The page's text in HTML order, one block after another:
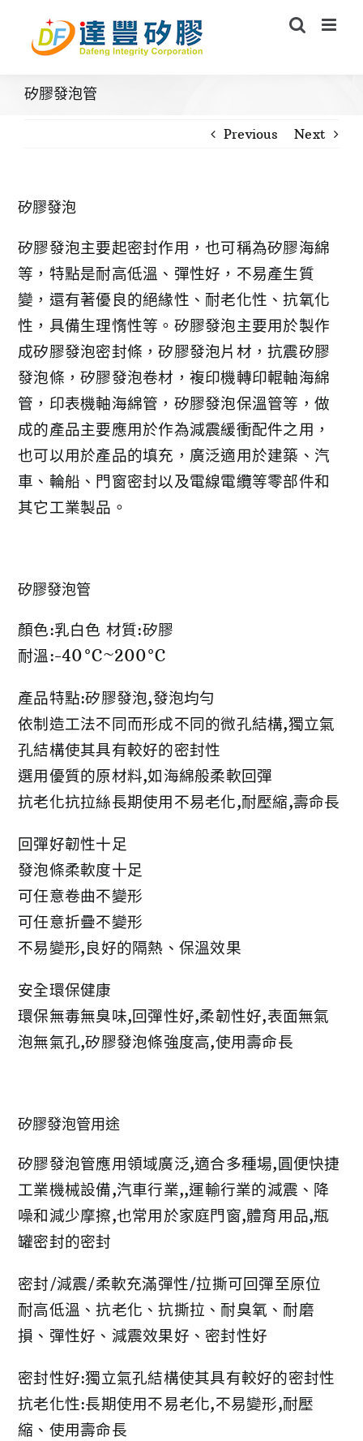
content
矽膠發泡管
Previous Next
矽膠發泡
矽膠發泡主要起密封作用，也可稱為矽膠海綿
等，特點是耐高低溫、彈性好，不易產生質
變，還有著優良的絕緣性、耐老化性、抗氧化
性，具備生理惰性等。矽膠發泡主要用於製作
成矽膠發泡密封條，矽膠發泡片材，抗震矽膠
發泡條，矽膠發泡卷材，複印機轉印輥軸海綿
管，印表機軸海綿管，矽膠發泡保溫管等，做
成的產品主要應用於作為減震緩衝配件之用，
也可以用於產品的填充，廣泛適用於建築、汽
車、輪船、門窗密封以及電線電纜等零部件和
其它工業製品。
矽膠發泡管
顏色:乳白色 材質:矽膠
耐溫:-40°C~200°C
產品特點:矽膠發泡,發泡均勻
依制造工法不同而形成不同的微孔結構,獨立氣
孔結構使其具有較好的密封性
選用優質的原材料,如海綿般柔軟回彈
抗老化抗拉絲長期使用不易老化,耐壓縮,壽命長
回彈好韌性十足
發泡條柔軟度十足
可任意卷曲不變形
可任意折疊不變形
不易變形,良好的隔熱、保溫效果
安全環保健康
環保無毒無臭味,回彈性好,柔韌性好,表面無氣
泡無氣孔,矽膠發泡條強度高,使用壽命長
矽膠發泡管用途
矽膠發泡管應用領域廣泛,適合多種場,圓便快捷
工業機械設備,汽車行業,,運輸行業的減震、降
噪和減少摩擦,也常用於家庭門窗,體育用品,瓶
罐密封的密封
密封/減震/柔軟充滿彈性/拉撕可回彈至原位
耐高低溫、抗老化、抗撕拉、耐臭氧、耐磨
損、彈性好、減震效果好、密封性好
密封性好:獨立氣孔結構使其具有較好的密封性
抗老化性:長期使用不易老化,不易變形,耐壓
縮、使用壽命長